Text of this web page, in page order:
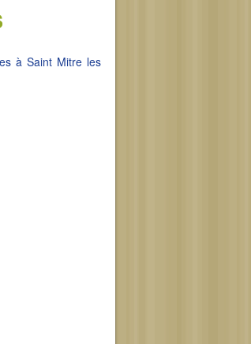
à Saint Mitre les